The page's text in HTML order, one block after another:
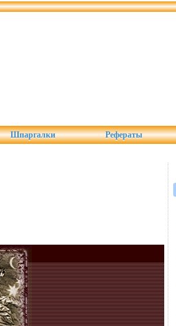
Шпаргалки Рефераты